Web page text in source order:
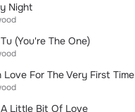
Night
(You're The One)
Love For The Very First Time
Little Bit Of Love